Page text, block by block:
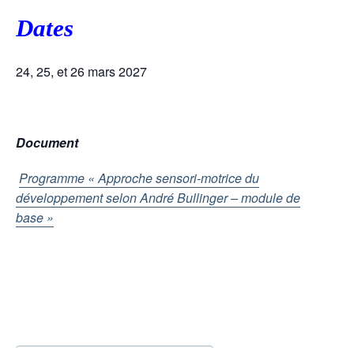
Dates
24, 25, et 26 mars 2027
Document
Programme « Approche sensori-motrice du
développement selon André Bullinger – module de
base »